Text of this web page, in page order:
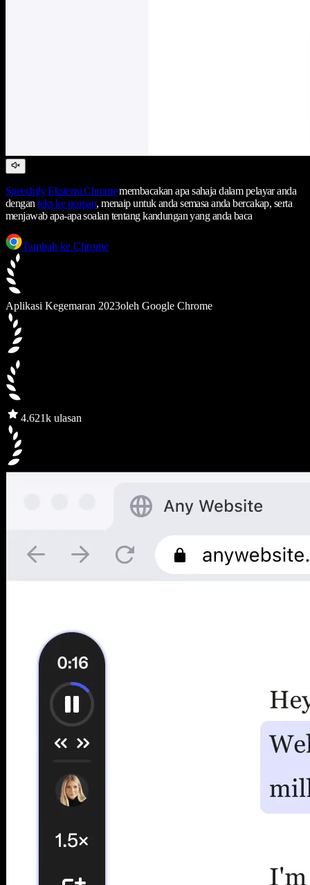
Speechify Ekstensi Chromemembacakan apa sahaja dalam pelayar anda
denganteks ke ucapan, menaip untuk anda semasa anda bercakap, serta
menjawab apa-apa soalan tentang kandungan yang anda baca
Tambah ke Chrome
Aplikasi Kegemaran 2023oleh Google Chrome
4.621k ulasan